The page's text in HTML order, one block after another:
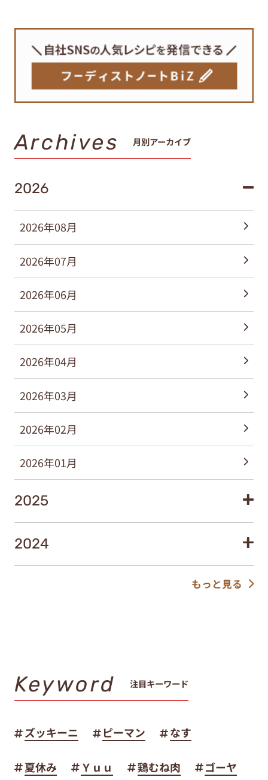
Archives 月別アーカイブ
2026
2026年08月
2026年07月
2026年06月
2026年05月
2026年04月
2026年03月
2026年02月
2026年01月
2025
2024
もっと見る
Keyword 注目キーワード
ズッキーニ ピーマン なす
夏休み Ｙｕｕ 鶏むね肉 ゴーヤ